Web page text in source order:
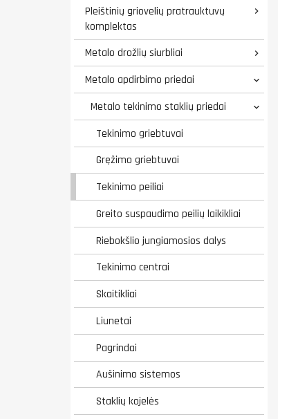
Pleištinių griovelių pratrauktuvų
komplektas

Metalo drožlių siurbliai 
Metalo apdirbimo priedai 
Metalo tekinimo staklių priedai 
Tekinimo griebtuvai
Gręžimo griebtuvai
Tekinimo peiliai
Greito suspaudimo peilių laikikliai
Riebokšlio jungiamosios dalys
Tekinimo centrai
Skaitikliai
Liunetai
Pagrindai
Aušinimo sistemos
Staklių kojelės